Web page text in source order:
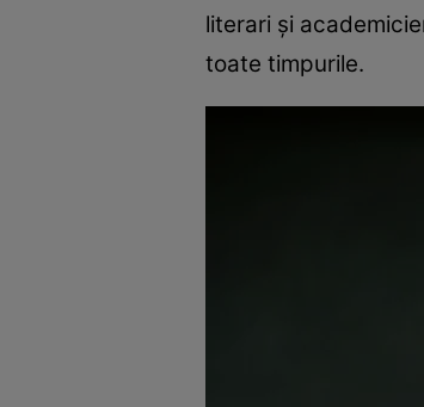
literari și
toate timpurile.